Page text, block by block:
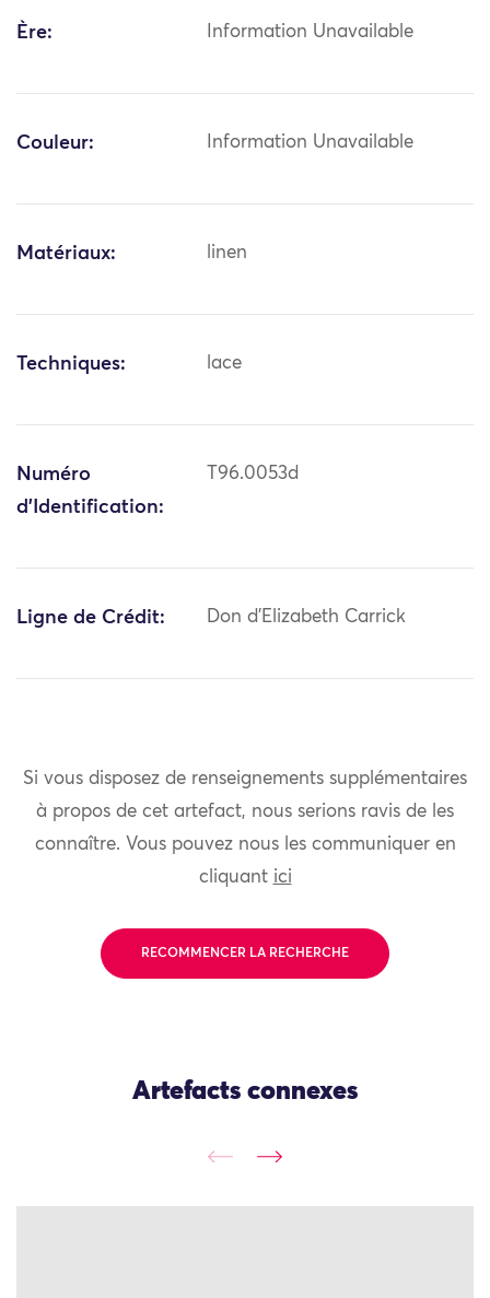
Ère: Information Unavailable
Couleur: Information Unavailable
Matériaux: linen
Techniques: lace
Numéro
d'Identification:
T96.0053d
Ligne de Crédit: Don d'Elizabeth Carrick
Si vous disposez de renseignements supplémentaires
à propos de cet artefact, nous serions ravis de les
connaître. Vous pouvez nous les communiquer en
cliquant ici
RECOMMENCER LA RECHERCHE
Artefacts connexes